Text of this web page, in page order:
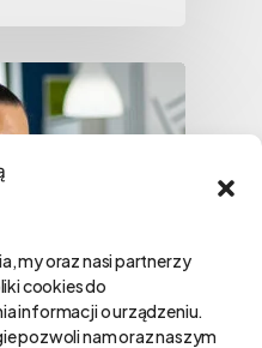
my oraz nasi partnerzy
cookies do
informacji o urządzeniu.
pozwoli nam oraz naszym